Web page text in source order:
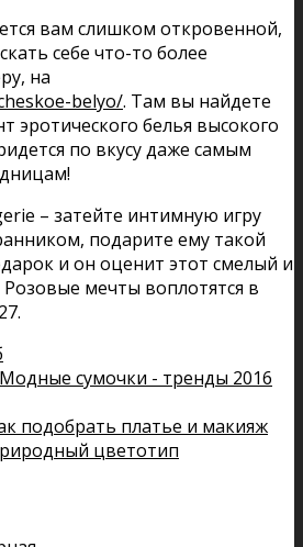
вам слишком откровенной,
себе что-то более
на
belyo/. Там вы найдете
эротического белья высокого
по вкусу даже самым
– затейте интимную игру
подарите ему такой
и он оценит этот смелый и
мечты воплотятся в
Модные сумочки - тренды 2016
подобрать платье и макияж
цветотип